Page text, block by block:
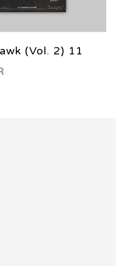
(Vol. 2) 11